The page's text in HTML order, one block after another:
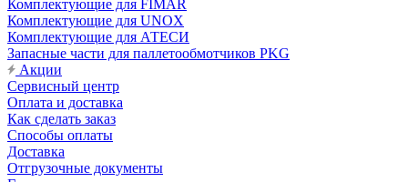
Комплектующие для FIMAR
Комплектующие для UNOX
Комплектующие для АТЕСИ
Запасные части для паллетообмотчиков PKG
Акции
Сервисный центр
Оплата и доставка
Как сделать заказ
Способы оплаты
Доставка
Отгрузочные документы